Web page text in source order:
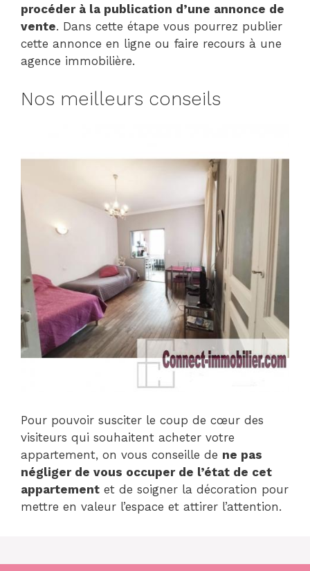
procéder à la publication d’une annonce de
vente. Dans cette étape vous pourrez publier
cette annonce en ligne ou faire recours à une
agence immobilière.
Nos meilleurs conseils
Pour pouvoir susciter le coup de cœur des
visiteurs qui souhaitent acheter votre
appartement, on vous conseille de ne pas
négliger de vous occuper de l’état de cet
appartement et de soigner la décoration pour
mettre en valeur l’espace et attirer l’attention.